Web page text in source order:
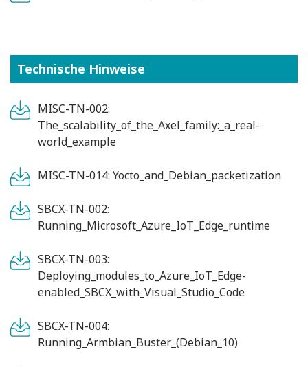
Technische Hinweise
MISC-TN-002:
The_scalability_of_the_Axel_family:_a_real-
world_example
MISC-TN-014: Yocto_and_Debian_packetization
SBCX-TN-002:
Running_Microsoft_Azure_IoT_Edge_runtime
SBCX-TN-003:
Deploying_modules_to_Azure_IoT_Edge-
enabled_SBCX_with_Visual_Studio_Code
SBCX-TN-004:
Running_Armbian_Buster_(Debian_10)